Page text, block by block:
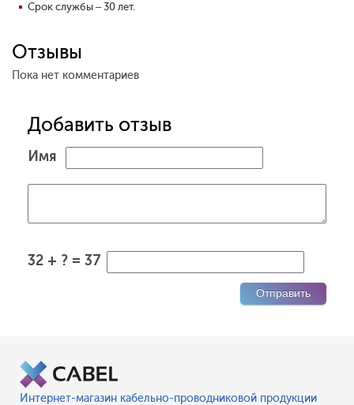
Срок службы – 30 лет.
Отзывы
Пока нет комментариев
Добавить отзыв
Имя
32 + ? = 37
Интернет-магазин кабельно-проводниковой продукции